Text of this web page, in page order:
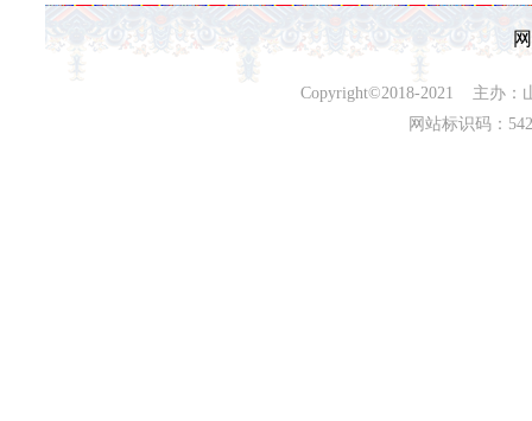
Copyright©2018-2021 主办：
网站标识码：